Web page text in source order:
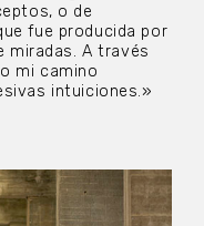
o de
fue producida por
miradas. A través
mi camino
intuiciones.»